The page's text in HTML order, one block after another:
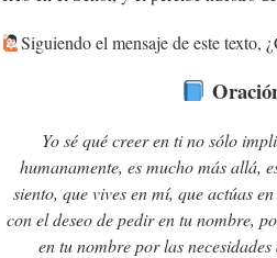
Siguiendo el mensaje de este texto,
Yo sé qué creer en ti no sólo
humanamente, es mucho más allá,
siento, que vives en mí, que actúas
con el deseo de pedir en tu nombre,
en tu nombre por las